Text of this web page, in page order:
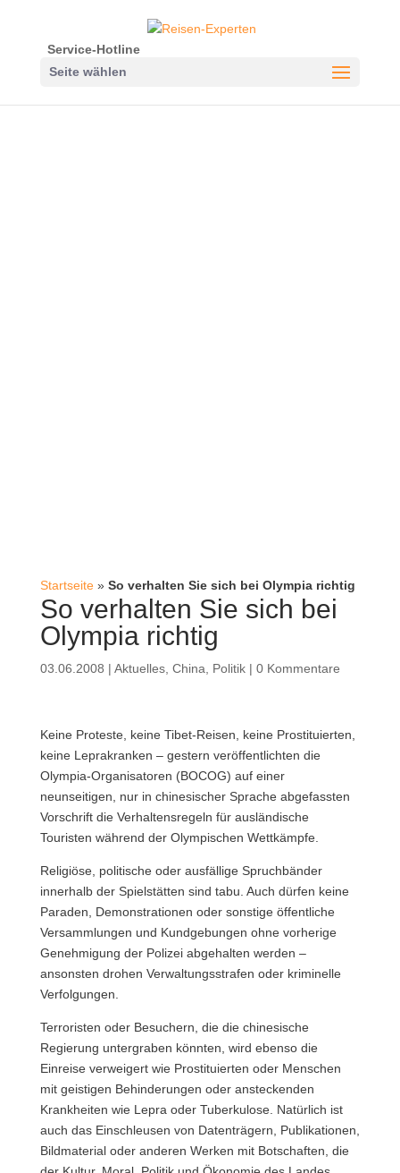
Service-Hotline
Seite wählen
Startseite» So verhalten Sie sich bei Olympia richtig
So verhalten Sie sich bei
Olympia richtig
03.06.2008 | Aktuelles, China Politik| 0 Kommentare
Keine Proteste, keine Tibet-Reisen, keine Prostituierten,
keine Leprakranken – gestern veröffentlichten die
Olympia-Organisatoren (BOCOG) auf einer
neunseitigen, nur in chinesischer Sprache abgefassten
Vorschrift die Verhaltensregeln für ausländische
Touristen während der Olympischen Wettkämpfe.
Religiöse, politische oder ausfällige Spruchbänder
innerhalb der Spielstätten sind tabu. Auch dürfen keine
Paraden, Demonstrationen oder sonstige öffentliche
Versammlungen und Kundgebungen ohne vorherige
Genehmigung der Polizei abgehalten werden –
ansonsten drohen Verwaltungsstrafen oder kriminelle
Verfolgungen.
Terroristen oder Besuchern, die die chinesische
Regierung untergraben könnten, wird ebenso die
Einreise verweigert wie Prostituierten oder Menschen
mit geistigen Behinderungen oder ansteckenden
Krankheiten wie Lepra oder Tuberkulose. Natürlich ist
auch das Einschleusen von Datenträgern, Publikationen,
Bildmaterial oder anderen Werken mit Botschaften, die